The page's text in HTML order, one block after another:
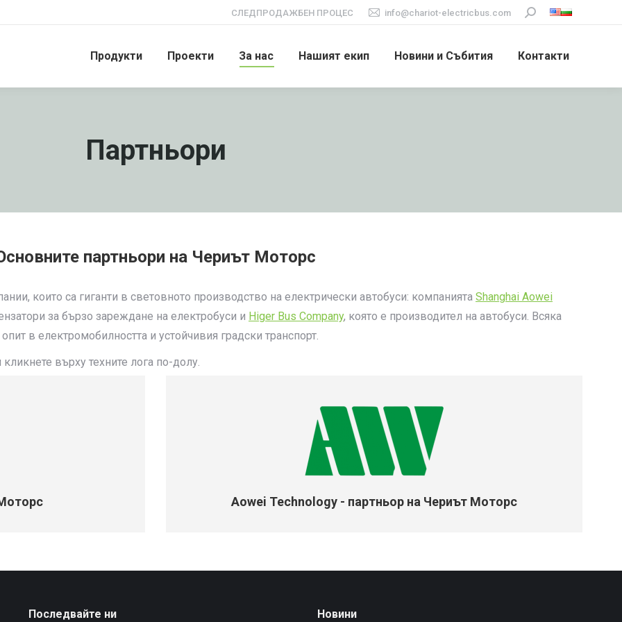
СЛЕДПРОДАЖБЕН ПРОЦЕС info@chariot-electricbus.com Search:
Продукти Проекти За нас Нашият екип Новини и Събития Контакти
Партньори
партньори на Чериът Моторс
които са гиганти в световното производство на електрически автобуси: компанията Shanghai Aowei
за бързо зареждане на електробуси и Higer Bus Company, която е производител на автобуси. Всяка
в електромобилността и устойчивия градски транспорт.
върху техните лога по-долу.
Aowei Technology - партньор на Чериът Моторс
Последвайте ни Новини